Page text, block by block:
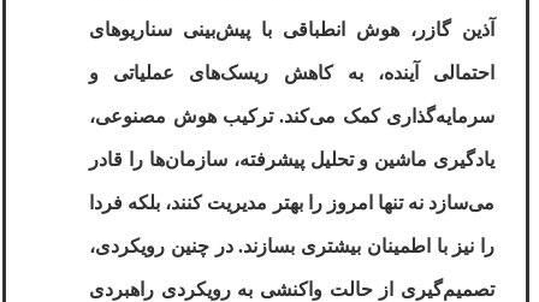
آذین گازر، هوش انطباقی با پیش‌بینی سناریوهای
احتمالی آینده، به کاهش ریسک‌های عملیاتی و
سرمایه‌گذاری کمک می‌کند. ترکیب هوش مصنوعی،
یادگیری ماشین و تحلیل پیشرفته، سازمان‌ها را قادر
می‌سازد نه تنها امروز را بهتر مدیریت کنند، بلکه فردا
را نیز با اطمینان بیشتری بسازند. در چنین رویکردی،
تصمیم‌گیری از حالت واکنشی به رویکردی راهبردی